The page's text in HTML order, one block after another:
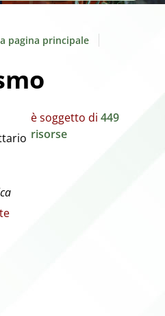
pagina principale
è soggetto di 449
risorse